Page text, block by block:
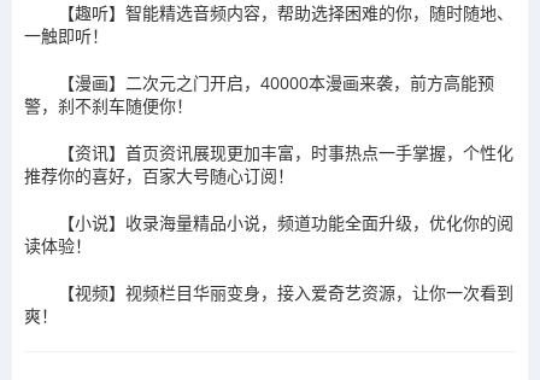
【趣听】智能精选音频内容，帮助选择困难的你，随时随地、
一触即听！
【漫画】二次元之门开启，40000本漫画来袭，前方高能预
警，刹不刹车随便你！
【资讯】首页资讯展现更加丰富，时事热点一手掌握，个性化
推荐你的喜好，百家大号随心订阅！
【小说】收录海量精品小说，频道功能全面升级，优化你的阅
读体验！
【视频】视频栏目华丽变身，接入爱奇艺资源，让你一次看到
爽！